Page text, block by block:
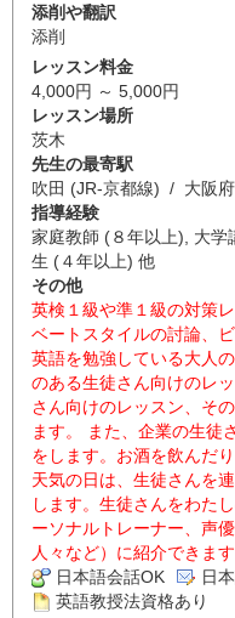
添削や翻訳
添削
レッスン料金
4,000円 ～ 5,000円
レッスン場所
茨木
先生の最寄駅
吹田 (JR-京都線) / 大阪
指導経験
家庭教師 (８年以上), 大
生 (４年以上) 他
その他
英検１級や準１級の対策
ベートスタイルの討論、
英語を勉強している大人
のある生徒さん向けのレ
さん向けのレッスン、そ
ます。 また、企業の生徒
をします。お酒を飲んだ
天気の日は、生徒さんを
します。生徒さんをわた
ーソナルトレーナー、声
人々など）に紹介できま
日本語会話OK
日
英語教授法資格あり